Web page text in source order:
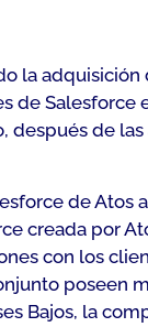
la
Salesforce
después de
de
creada por
con los
poseen
Bajos, la